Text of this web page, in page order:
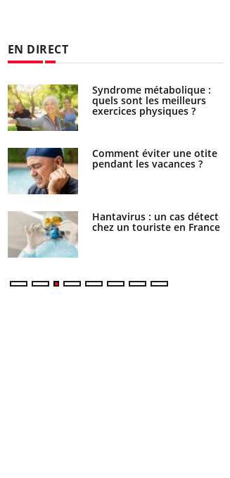
EN DIRECT
Syndrome métabolique :
quels sont les meilleurs
exercices physiques ?
Comment éviter une otite
pendant les vacances ?
Hantavirus : un cas détecté
chez un touriste en France